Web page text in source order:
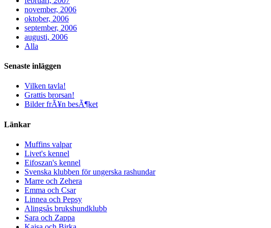
november, 2006
oktober, 2006
september, 2006
augusti, 2006
Alla
Senaste inläggen
Vilken tavla!
Grattis brorsan!
Bilder frÃ¥n besÃ¶ket
Länkar
Muffins valpar
Livet's kennel
Eifoszan's kennel
Svenska klubben för ungerska rashundar
Marre och Zehera
Emma och Csar
Linnea och Pepsy
Alingsås brukshundklubb
Sara och Zappa